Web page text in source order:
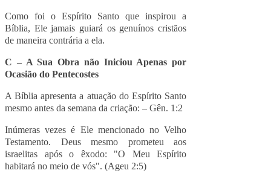
Como foi o Espírito Santo que inspirou a
Bíblia, Ele jamais guiará os genuínos cristãos
de maneira contrária a ela.
C – A Sua Obra não Iniciou Apenas por
Ocasião do Pentecostes
A Bíblia apresenta a atuação do Espírito Santo
mesmo antes da semana da criação: – Gên. 1:2
Inúmeras vezes é Ele mencionado no Velho
Testamento. Deus mesmo prometeu aos
israelitas após o êxodo: "O Meu Espírito
habitará no meio de vós". (Ageu 2:5)